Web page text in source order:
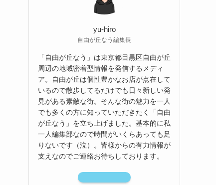
yu-hiro
自由が丘なう編集長
「自由が丘なう」は東京都目黒区自由が丘
周辺の地域密着型情報を発信するメディ
ア。自由が丘は個性豊かなお店が点在して
いるので散歩してるだけでも日々新しい発
見がある素敵な街。そんな街の魅力を一人
でも多くの方に知っていただきたく「自由
が丘なう」を立ち上げました。基本的に私
一人編集部なので時間がいくらあっても足
りないです（泣）。皆様からの有力情報が
支えなのでご連絡お待ちしております。